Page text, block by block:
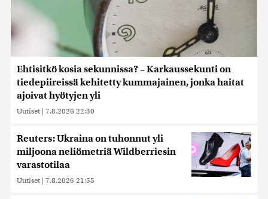
Ehtisitkö kosia sekunnissa? – Karkaussekunti on
tiedepiireissä kehitetty kummajainen, jonka haitat
ajoivat hyötyjen yli
Uutiset | 7.8.2026 22:30
Reuters: Ukraina on tuhonnut yli
miljoona neliömetriä Wildberriesin
varastotilaa
Uutiset | 7.8.2026 21:55